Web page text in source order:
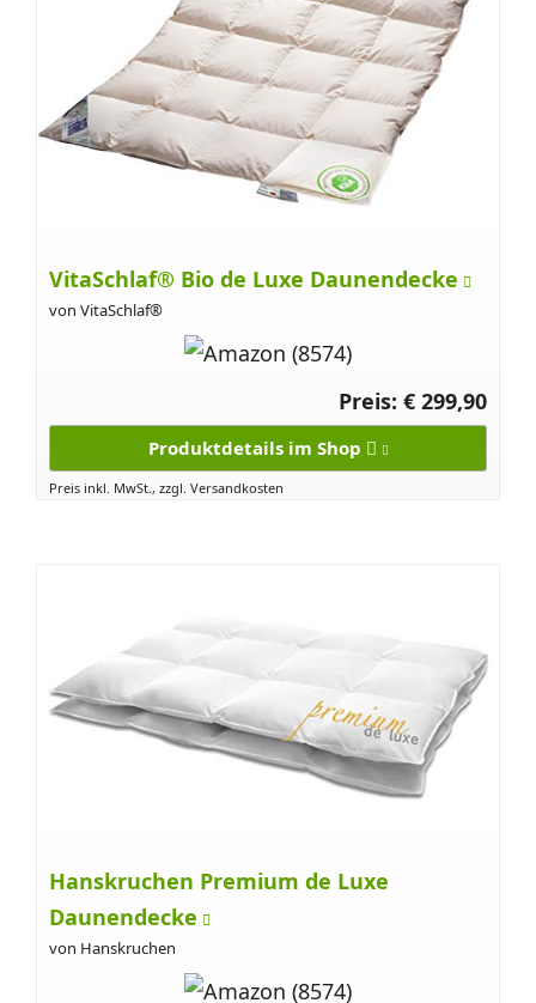
VitaSchlaf® Bio de Luxe Daunendecke
von VitaSchlaf®
Preis: € 299,90
Produktdetails im Shop
Preis inkl. MwSt., zzgl. Versandkosten
Hanskruchen Premium de Luxe
Daunendecke
von Hanskruchen